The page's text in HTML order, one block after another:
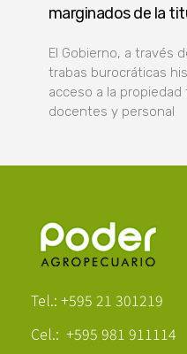
marginados de la
El Gobierno, a través
trabas burocráticas
acceso a la
docentes y personal
Tel.: +595 21 301219
Cel.: +595 981 911114